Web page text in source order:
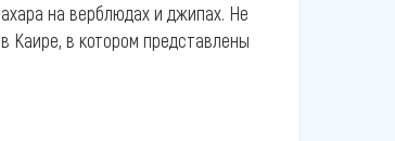
на верблюдах и джипах. Не
Каире, в котором представлены